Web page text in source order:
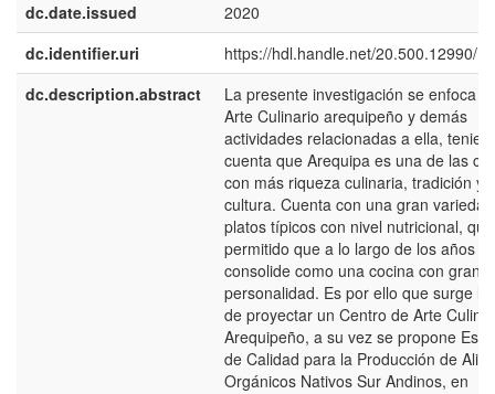
dc.date.issued
2020
dc.identifier.uri
https://hdl.handle.net/20.500.12990/
dc.description.abstract
La presente investigación se enfoca
Arte Culinario arequipeño y demás
actividades relacionadas a ella,
cuenta que Arequipa es una de las
con más riqueza culinaria, tradición y
cultura. Cuenta con una gran
platos típicos con nivel nutricional,
permitido que a lo largo de los años se
consolide como una cocina con gran
personalidad. Es por ello que surge la
de proyectar un Centro de Arte
Arequipeño, a su vez se propone
de Calidad para la Producción de
Orgánicos Nativos Sur Andinos, en